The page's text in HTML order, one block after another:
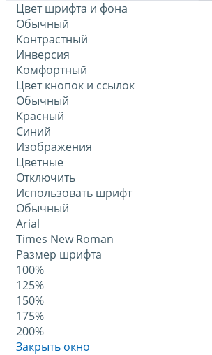
Цвет шрифта и фона
Обычный
Контрастный
Инверсия
Комфортный
Цвет кнопок и ссылок
Обычный
Красный
Синий
Изображения
Цветные
Отключить
Использовать шрифт
Обычный
Arial
Times New Roman
Размер шрифта
100%
125%
150%
175%
200%
Закрыть окно